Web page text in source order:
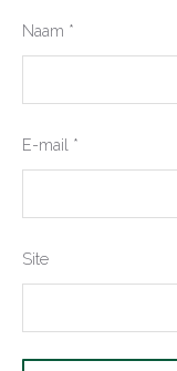
Naam *
E-mail *
Site